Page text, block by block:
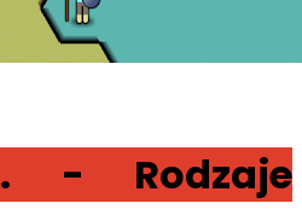
- Rodzaje